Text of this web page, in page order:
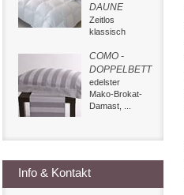
DAUNE
Zeitlos
klassisch
COMO -
DOPPELBETT
edelster
Mako-Brokat-
Damast, ...
Info & Kontakt